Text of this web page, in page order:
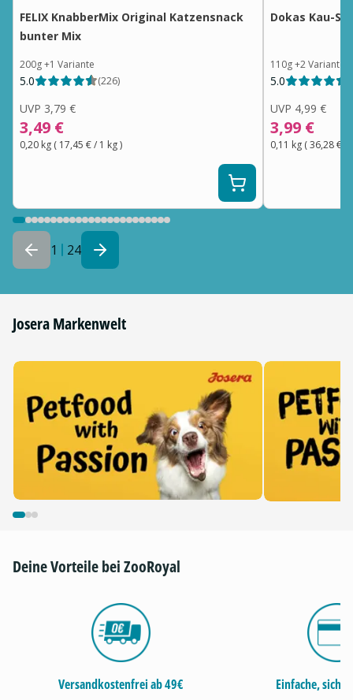
FELIX KnabberMix Original Katzensnack
bunter Mix
200g+1 Variante
5.0 (226)
UVP 3,79 €
3,49 €
0,20 kg ( 17,45 €/ 1 kg)
Dokas Kau-
110g+2Varianten
5.0
UVP 4,99 €
3,99 €
0,11 kg (36,28 €
1 24
Josera Markenwelt
Deine Vorteile bei ZooRoyal
Versandkostenfrei ab 49€ Einfache,